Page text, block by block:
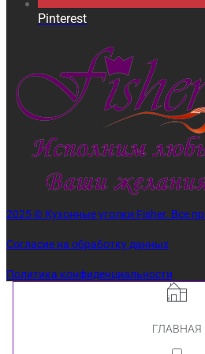
Pinterest
2025 © Кухонные уголки Fisher. Все
Согласие на обработку данных
Политика конфиденциальности
ГЛАВНАЯ